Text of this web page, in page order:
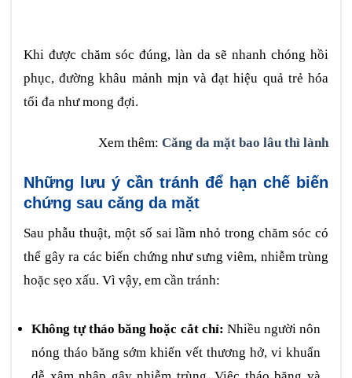
Khi được chăm sóc đúng, làn da sẽ nhanh chóng hồi
phục, đường khâu mảnh mịn và đạt hiệu quả trẻ hóa
tối đa như mong đợi.
Xem thêm: Căng da mặt bao lâu thì lành
Những lưu ý cần tránh để hạn chế biến
chứng sau căng da mặt
Sau phẫu thuật, một số sai lầm nhỏ trong chăm sóc có
thể gây ra các biến chứng như sưng viêm, nhiễm trùng
hoặc sẹo xấu. Vì vậy, em cần tránh:
Không tự tháo băng hoặc cắt chỉ: Nhiều người nôn
nóng tháo băng sớm khiến vết thương hở, vi khuẩn